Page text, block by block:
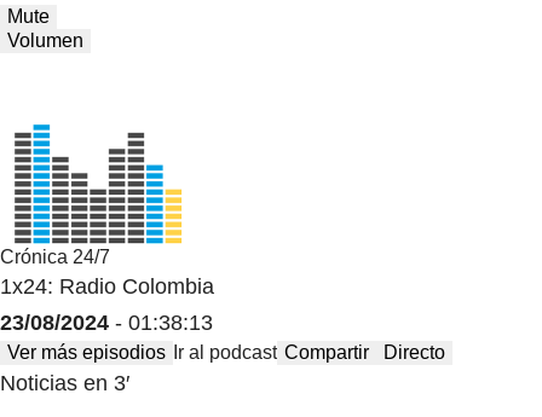
Mute
Volumen
Crónica 24/7
1x24: Radio Colombia
23/08/2024 - 01:38:13
Ver más episodios Ir al podcast Compartir Directo
Noticias en 3′